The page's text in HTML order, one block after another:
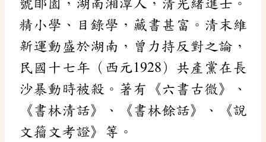
號郋園，湖南湘潭人，清光緒進士。
精小學、目錄學，藏書甚富。清末維
新運動盛於湖南，曾力持反對之論，
民國十七年（西元1928）共產黨在長
沙暴動時被殺。著有《六書古微》、
《書林清話》、《書林餘話》、《說
文籀文考證》等。